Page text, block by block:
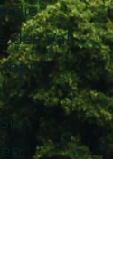
die
des Val